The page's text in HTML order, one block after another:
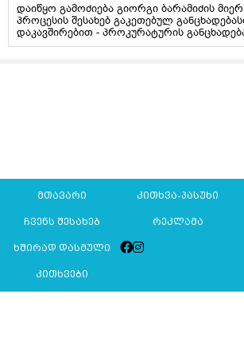
დაიწყო გამოძიება გიორგი ბარამიძის
პროცესის შესახებ გაკეთებულ
დაკავშირებით - პროკურატურის
მთავარი კითხვა-პასუხი
ჩვენს შესახებ რეკლამა
ხშირად დასმული
კითხვები